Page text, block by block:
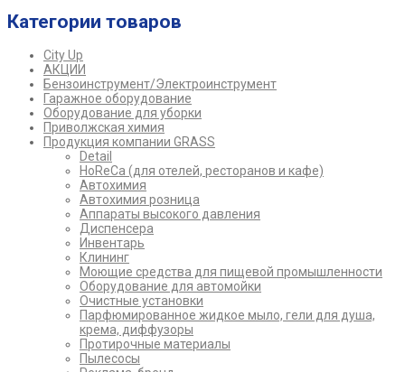
Категории товаров
City Up
АКЦИИ
Бензоинструмент/Электроинструмент
Гаражное оборудование
Оборудование для уборки
Приволжская химия
Продукция компании GRASS
Detail
HoReCa (для отелей, ресторанов и кафе)
Автохимия
Автохимия розница
Аппараты высокого давления
Диспенсера
Инвентарь
Клининг
Моющие средства для пищевой промышленности
Оборудование для автомойки
Очистные установки
Парфюмированное жидкое мыло, гели для душа,
крема, диффузоры
Протирочные материалы
Пылесосы